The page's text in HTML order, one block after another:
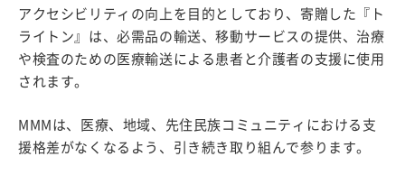
アクセシビリティの向上を目的としており、寄贈した『ト
ライトン』は、必需品の輸送、移動サービスの提供、治療
や検査のための医療輸送による患者と介護者の支援に使用
されます。
MMMは、医療、地域、先住民族コミュニティにおける支
援格差がなくなるよう、引き続き取り組んで参ります。